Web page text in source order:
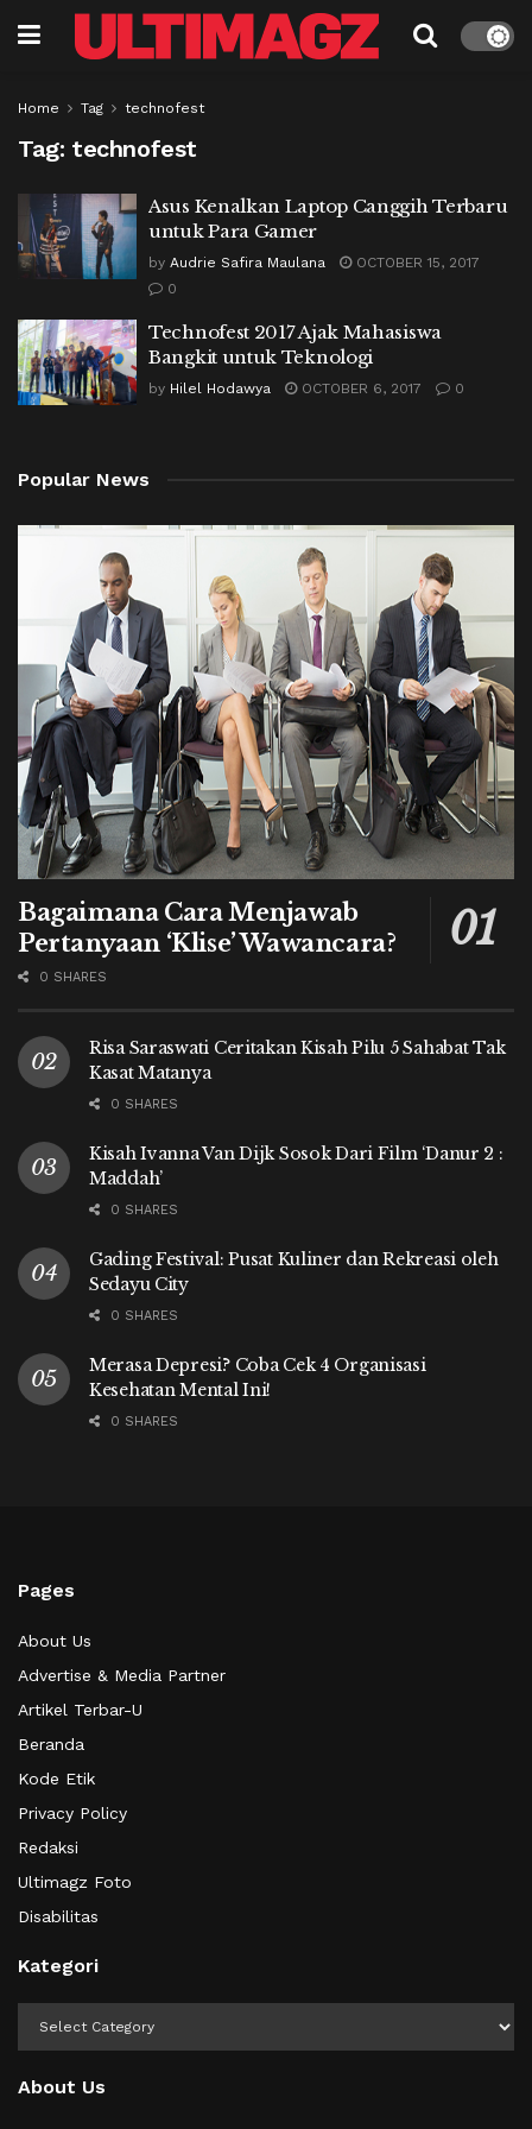
Home Tag technofest
Tag: technofest
Asus Kenalkan Laptop Canggih Terbaru
untuk Para Gamer
by Audrie Safira Maulana
OCTOBER 15, 2017
0
Technofest 2017 Ajak Mahasiswa
Bangkit untuk Teknologi
by Hilel Hodawya OCTOBER 6, 2017 0
Popular News
Bagaimana Cara Menjawab
Pertanyaan ‘Klise’ Wawancara?
0 SHARES
Risa Saraswati Ceritakan Kisah Pilu 5 Sahabat Tak
Kasat Matanya
0 SHARES
Kisah Ivanna Van Dijk Sosok Dari Film ‘Danur 2 :
Maddah’
0 SHARES
Gading Festival: Pusat Kuliner dan Rekreasi oleh
Sedayu City
0 SHARES
Merasa Depresi? Coba Cek 4 Organisasi
Kesehatan Mental Ini!
0 SHARES
Pages
About Us
Advertise & Media Partner
Artikel Terbar-U
Beranda
Kode Etik
Privacy Policy
Redaksi
Ultimagz Foto
Disabilitas
Kategori
About Us